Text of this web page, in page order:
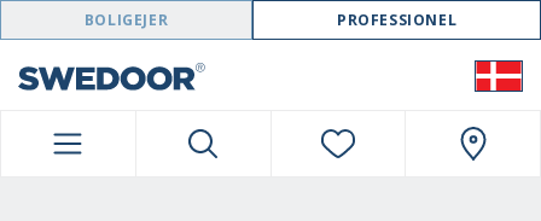
SWEDOOR NAVIGATION
BOLIGEJER PROFESSIONEL